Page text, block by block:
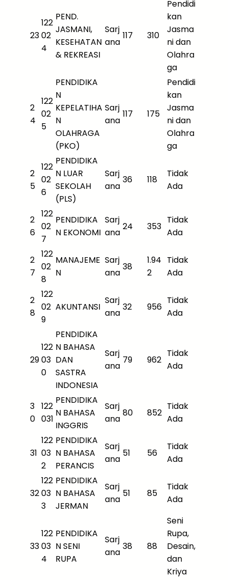
23
122
02
4
PEND.
JASMANI,
KESEHATAN
& REKREASI
Sarj
ana
117 310
Pendidi
kan
Jasma
ni dan
Olahra
ga
2
4
122
02
5
PENDIDIKA
N
KEPELATIHA
N
OLAHRAGA
(PKO)
Sarj
ana
117 175
Pendidi
kan
Jasma
ni dan
Olahra
ga
2
5
122
02
6
PENDIDIKA
N LUAR
SEKOLAH
(PLS)
Sarj
ana
36 118
Tidak
Ada
2
6
122
02
7
PENDIDIKA
N EKONOMI
Sarj
ana
24 353
Tidak
Ada
2
7
122
02
8
MANAJEME
N
Sarj
ana
38
1.94
2
Tidak
Ada
2
8
122
02
9
AKUNTANSI
Sarj
ana
32 956
Tidak
Ada
29
122
03
0
PENDIDIKA
N BAHASA
DAN
SASTRA
INDONESIA
Sarj
ana
79 962
Tidak
Ada
3
0
122
031
PENDIDIKA
N BAHASA
INGGRIS
Sarj
ana
80 852
Tidak
Ada
31
122
03
2
PENDIDIKA
N BAHASA
PERANCIS
Sarj
ana
51 56
Tidak
Ada
32
122
03
3
PENDIDIKA
N BAHASA
JERMAN
Sarj
ana
51 85
Tidak
Ada
33
122
03
4
PENDIDIKA
N SENI
RUPA
Sarj
ana
38 88
Seni
Rupa,
Desain,
dan
Kriya